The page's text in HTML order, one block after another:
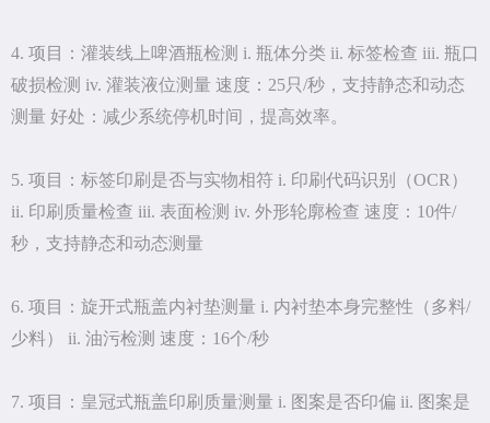
4. 项目：灌装线上啤酒瓶检测 i. 瓶体分类 ii. 标签检查 iii. 瓶口
破损检测 iv. 灌装液位测量 速度：25只/秒，支持静态和动态
测量 好处：减少系统停机时间，提高效率。
5. 项目：标签印刷是否与实物相符 i. 印刷代码识别（OCR）
ii. 印刷质量检查 iii. 表面检测 iv. 外形轮廓检查 速度：10件/
秒，支持静态和动态测量
6. 项目：旋开式瓶盖内衬垫测量 i. 内衬垫本身完整性（多料/
少料） ii. 油污检测 速度：16个/秒
7. 项目：皇冠式瓶盖印刷质量测量 i. 图案是否印偏 ii. 图案是